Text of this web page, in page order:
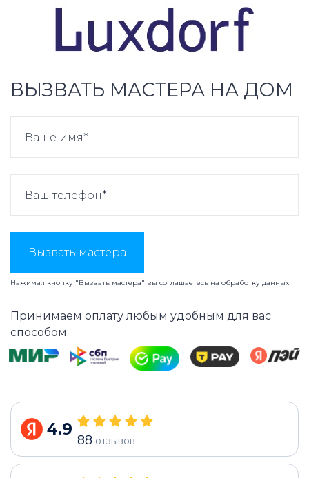
ВЫЗВАТЬ МАСТЕРА НА ДОМ
Вызвать мастера
Нажимая кнопку "Вызвать мастера" вы соглашаетесь на обработку данных
Принимаем оплату любым удобным для вас
способом:
4.9
88 отзывов